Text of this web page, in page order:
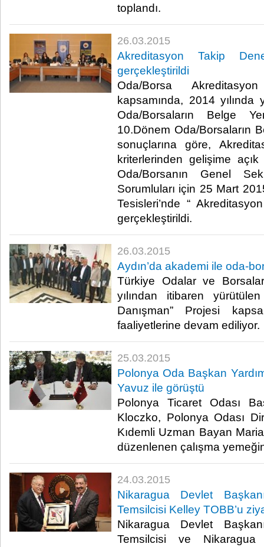
toplandı.​
26.03.2015
Akreditasyon Takip
gerçekleştirildi
Oda/Borsa
kapsamında, 2014 yılında
Oda/Borsaların Belge
10.Dönem Oda/Borsaların
sonuçlarına göre,
kriterlerinden gelişime
Oda/Borsanın Genel
Sorumluları için 25 Mart
Tesisleri’nde “
gerçekleştirildi.​
26.03.2015
Aydın’da akademi ile oda-
Türkiye Odalar ve
yılından itibaren
Danışman” Projesi
faaliyetlerine devam ediliyor.​
25.03.2015
Polonya Oda Başkan
Yavuz ile görüştü
Polonya Ticaret Odası
Kloczko, Polonya Odası
Kıdemli Uzman Bayan
düzenlenen çalışma
24.03.2015
Nikaragua Devlet
Temsilcisi Kelley TOBB’u
Nikaragua Devlet
Temsilcisi ve